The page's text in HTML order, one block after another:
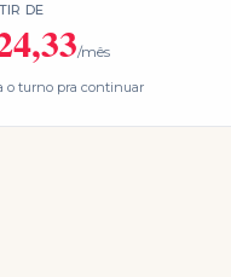
DE
/mês
o turno pra continuar